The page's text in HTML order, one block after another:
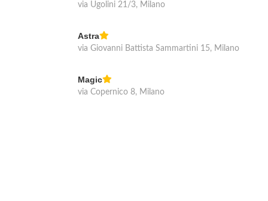
via Ugolini 21/3, Milano
Astra
via Giovanni Battista Sammartini 15, Milano
Magic
via Copernico 8, Milano